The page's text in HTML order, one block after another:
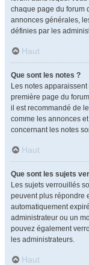
chaque page du forum
annonces générales,
définies par les
Haut
Que sont les notes ?
Les notes
première page du
il est recommandé de
comme les annonces
concernant les notes
Haut
Que sont les sujets
Les sujets verrouillés
peuvent plus répondre
automatiquement
administrateur ou un
pouvez également
les administrateurs.
Haut